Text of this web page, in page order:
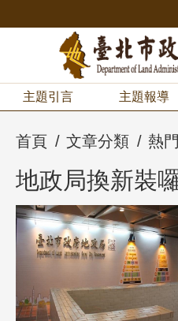
主題引言 主題報導
首頁 文章分類 熱
地政局換新裝囉